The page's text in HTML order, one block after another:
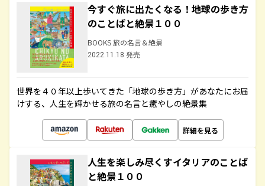
今すぐ旅に出たくなる！地球の歩き方
のことばと絶景１００
BOOKS 旅の名言＆絶景
2022.11.18 発売
世界を４０年以上歩いてきた「地球の歩き方」があなたにお届
けする、人生を輝かせる旅の名言と癒やしの絶景集
詳細を見る
人生を楽しみ尽くすイタリアのことば
と絶景１００